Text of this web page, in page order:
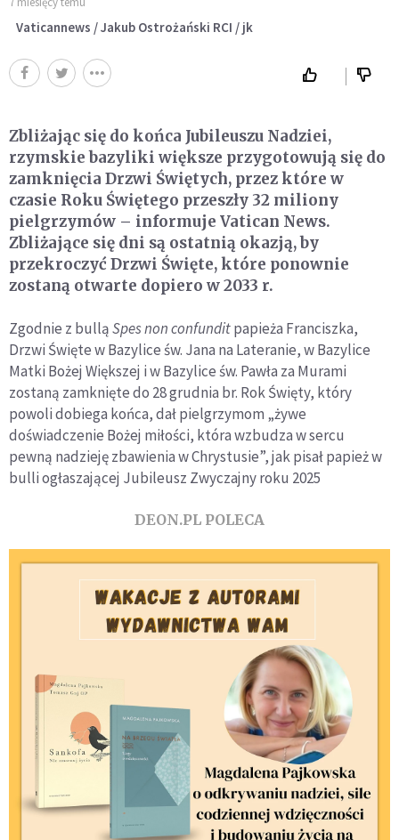
Vaticannews / Jakub Ostrożański RCI / jk
Zbliżając się do końca Jubileuszu Nadziei,
rzymskie bazyliki większe przygotowują się do
zamknięcia Drzwi Świętych, przez które w
czasie Roku Świętego przeszły 32 miliony
pielgrzymów – informuje Vatican News.
Zbliżające się dni są ostatnią okazją, by
przekroczyć Drzwi Święte, które ponownie
zostaną otwarte dopiero w 2033 r.
Zgodnie z bulląSpes non confunditpapieża Franciszka,
Drzwi Święte w Bazylice św. Jana na Lateranie, w Bazylice
Matki Bożej Większej i w Bazylice św. Pawła za Murami
zostaną zamknięte do 28 grudnia br. Rok Święty, który
powoli dobiega końca, dał pielgrzymom „żywe
doświadczenie Bożej miłości, która wzbudza w sercu
pewną nadzieję zbawienia w Chrystusie”, jak pisał papież w
bulli ogłaszającej Jubileusz Zwyczajny roku 2025
DEON.PL POLECA